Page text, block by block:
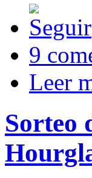
9
Leer
Sorteo